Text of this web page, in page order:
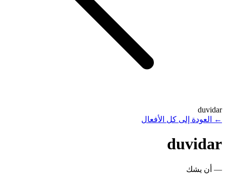
duvidar
←
العودة إلى كل الأفعال
duvidar
— أن يشك